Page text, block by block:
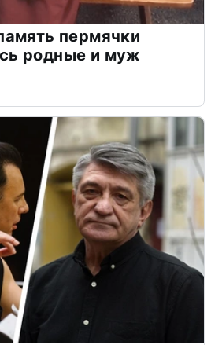
пермячки
родные и муж